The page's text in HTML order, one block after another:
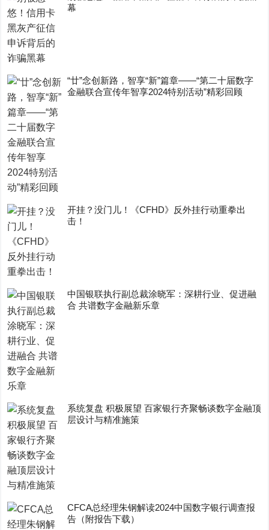
幕
“廿”念创新路，智享“新”篇章——“第二十届数字
金融联合宣传年智享2024特别活动”精彩回顾
开挂？没门儿！《CFHD》反外挂行动重拳出
击！
中国银联执行副总裁涂晓军：深耕行业、促进融
合 共谱数字金融新乐章
系统复盘 积极展望 百家银行齐聚畅谈数字金融顶
层设计与精准施策
CFCA总经理朱钢解读2024中国数字银行调查报
告（附报告下载）